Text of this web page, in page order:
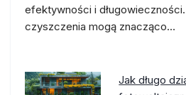
efektywności i
czyszczenia mogą znacząco…
Jak długo